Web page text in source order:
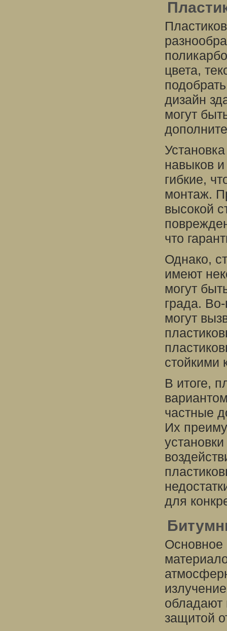
цвета,
дизайн
могут
навыков
гибкие,
монтаж.
высокой
что
Однако,
имеют
могут
града.
могут
стойкими
В итоге,
частные
Их
для
Основное
обладают
защитой